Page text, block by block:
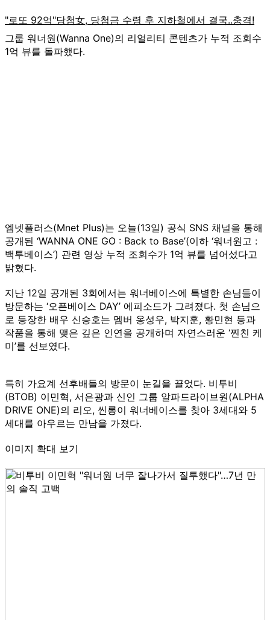
그룹 워너원(Wanna One)의 리얼리티 콘텐츠가 누적 조회수
1억 뷰를 돌파했다.
엠넷플러스(Mnet Plus)는 오늘(13일) 공식 SNS 채널을 통해
공개된 ‘WANNA ONE GO : Back to Base’(이하 ‘워너원고 :
백투베이스’) 관련 영상 누적 조회수가 1억 뷰를 넘어섰다고
밝혔다.
지난 12일 공개된 3회에서는 워너베이스에 특별한 손님들이
방문하는 ‘오픈베이스 DAY’ 에피소드가 그려졌다. 첫 손님으
로 등장한 배우 신승호는 멤버 옹성우, 박지훈, 황민현 등과
작품을 통해 맺은 깊은 인연을 공개하며 자연스러운 ‘찐친 케
미’를 선보였다.
특히 가요계 선후배들의 방문이 눈길을 끌었다. 비투비
(BTOB) 이민혁, 서은광과 신인 그룹 알파드라이브원(ALPHA
DRIVE ONE)의 리오, 씬롱이 워너베이스를 찾아 3세대와 5
세대를 아우르는 만남을 가졌다.
이미지 확대 보기